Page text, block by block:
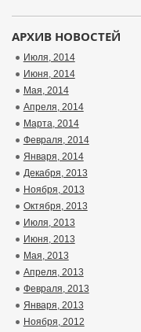
АРХИВ НОВОСТЕЙ
Июля, 2014
Июня, 2014
Мая, 2014
Апреля, 2014
Марта, 2014
Февраля, 2014
Января, 2014
Декабря, 2013
Ноября, 2013
Октября, 2013
Июля, 2013
Июня, 2013
Мая, 2013
Апреля, 2013
Февраля, 2013
Января, 2013
Ноября, 2012